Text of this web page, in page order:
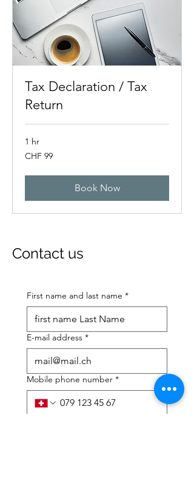
Tax Declaration / Tax
Return
1 hr
99
Swiss
CHF 99
Book Now
Contact us
First name and last name *
E-mail address *
Mobile phone number *